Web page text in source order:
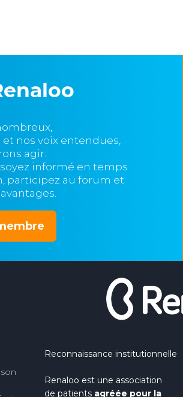
nos voix entendues,
agir.
informé en temps
participez au forum et
Reconnaissance institutionnelle
Renaloo est une association
de patients agréée pour la